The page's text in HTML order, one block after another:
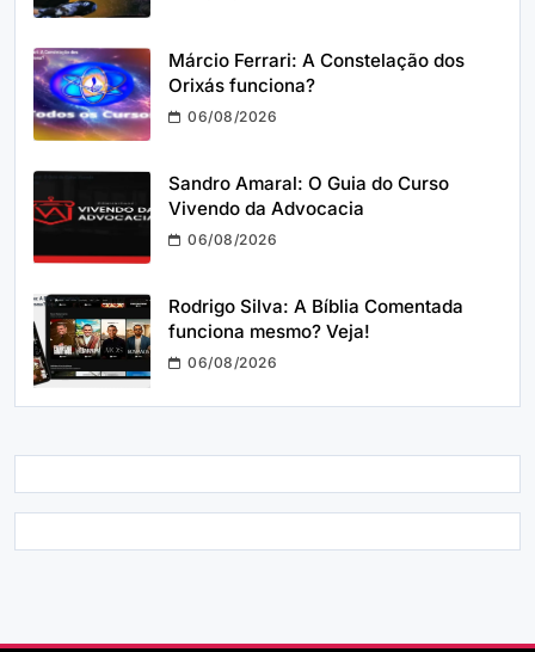
Márcio Ferrari: A Constelação dos
Orixás funciona?
06/08/2026
Sandro Amaral: O Guia do Curso
Vivendo da Advocacia
06/08/2026
Rodrigo Silva: A Bíblia Comentada
funciona mesmo? Veja!
06/08/2026